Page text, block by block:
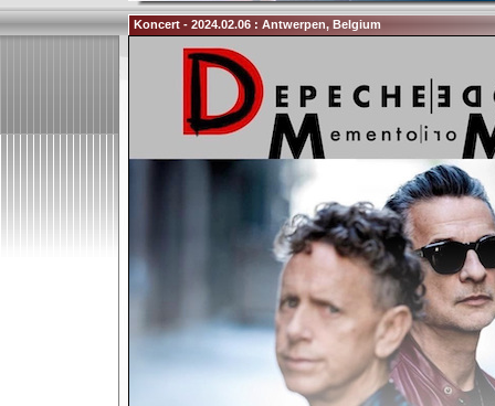
Koncert - 2024.02.06 : Antwerpen, Belgium